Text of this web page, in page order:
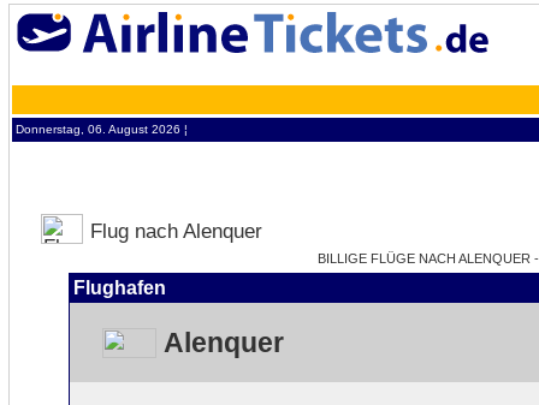
Donnerstag, 06. August 2026 ¦
Flug nach Alenquer
BILLIGE FLÜGE NACH ALENQUER
Flughafen
Alenquer